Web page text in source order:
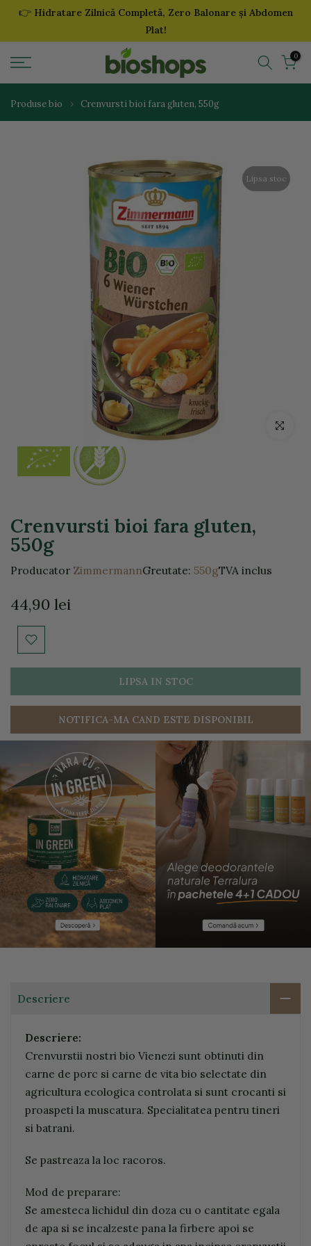
Sari
👉 Hidratare Zilnică Completă, Zero Balonare și Abdomen
Plat!
0
Produse bio Crenvursti bioi fara gluten, 550g
Lipsa stoc
Click
Crenvursti bioi fara gluten,
550g
Producator ZimmermannGreutate: 550gTVA inclus
44,90 lei
LIPSA IN STOC
NOTIFICA-MA CAND ESTE DISPONIBIL
Descriere
Descriere:
Crenvurstii nostri bio Vienezi sunt obtinuti din
carne de porc si carne de vita bio selectate din
agricultura ecologica controlata si sunt crocanti si
proaspeti la muscatura. Specialitatea pentru tineri
si batrani.
Se pastreaza la loc racoros.
Mod de preparare:
Se amesteca lichidul din doza cu o cantitate egala
de apa si se incalzeste pana la firbere apoi se